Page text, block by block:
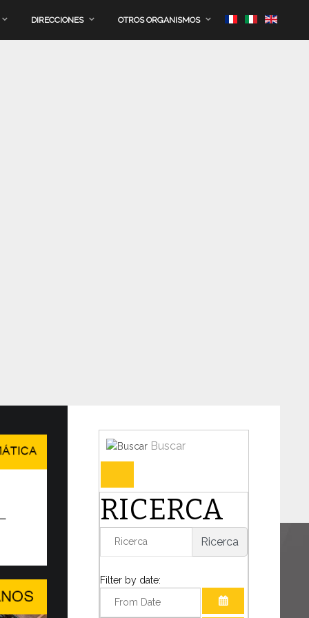
DIRECCIONES OTROS ORGANISMOS
en Ginebra el WSIS Forum
DEL DIÁLOGO EN UN MUNDO
TRANSFORMACIÓN
decisivo para la humanidad, el Papa León
Buscar
RICERCA
Ricerca
Filter by date: